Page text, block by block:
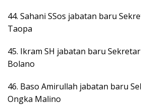
44. Sahani SSos jabatan baru
Taopa
45. Ikram SH jabatan baru
Bolano
46. Baso Amirullah jabatan baru
Ongka Malino